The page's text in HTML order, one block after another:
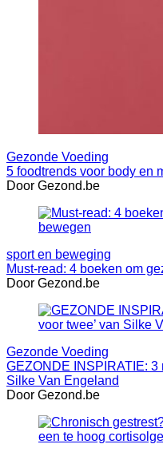
Gezonde Voeding
5 foodtrends voor body en
Door Gezond.be
sport en beweging
Must-read: 4 boeken om
Door Gezond.be
Gezonde Voeding
GEZONDE INSPIRATIE: 3
Silke Van Engeland
Door Gezond.be